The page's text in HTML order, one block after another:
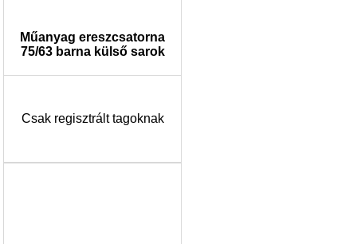
Műanyag ereszcsatorna
75/63 barna külső sarok
Csak regisztrált tagoknak